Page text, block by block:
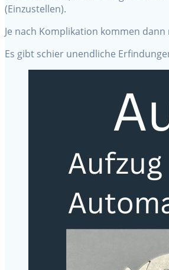
(Einzustellen).
Je nach Komplikation kommen
Es gibt schier unendliche